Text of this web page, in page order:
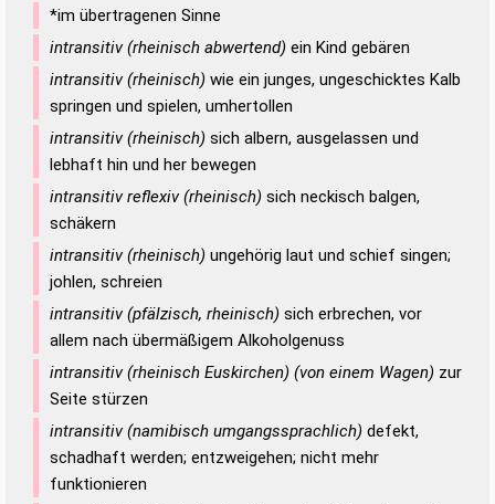
*im übertragenen Sinne
intransitiv (rheinisch abwertend) ein Kind gebären
intransitiv (rheinisch) wie ein junges, ungeschicktes Kalb
springen und spielen, umhertollen
intransitiv (rheinisch) sich albern, ausgelassen und
lebhaft hin und her bewegen
intransitiv reflexiv (rheinisch) sich neckisch balgen,
schäkern
intransitiv (rheinisch) ungehörig laut und schief singen;
johlen, schreien
intransitiv (pfälzisch, rheinisch) sich erbrechen, vor
allem nach übermäßigem Alkoholgenuss
intransitiv (rheinisch Euskirchen) (von einem Wagen) zur
Seite stürzen
intransitiv (namibisch umgangssprachlich) defekt,
schadhaft werden; entzweigehen; nicht mehr
funktionieren